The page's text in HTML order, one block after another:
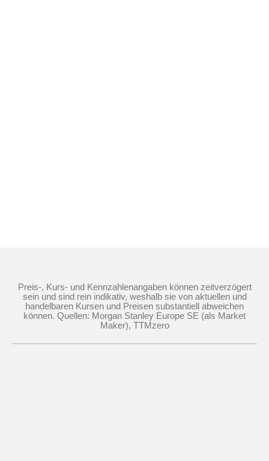
Preis-, Kurs- und Kennzahlenangaben können zeitverzögert
sein und sind rein indikativ, weshalb sie von aktuellen und
handelbaren Kursen und Preisen substantiell abweichen
können. Quellen: Morgan Stanley Europe SE (als Market
Maker), TTMzero